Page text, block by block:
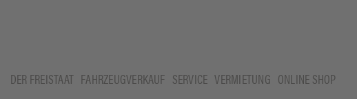
DER FREISTAAT FAHRZEUGVERKAUF SERVICE VERMIETUNG ONLINE SHOP